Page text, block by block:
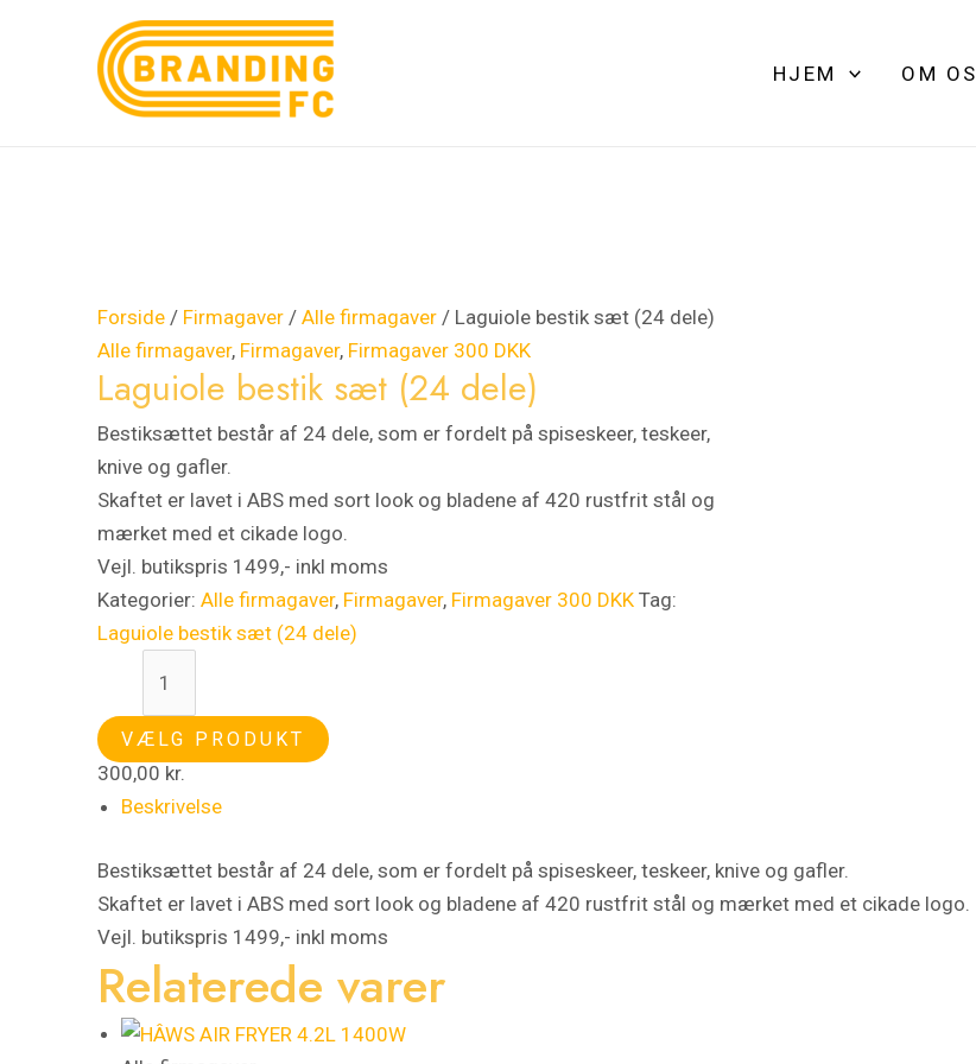
HJEM OM OS
Forside / Firmagaver / Alle firmagaver / Laguiole bestik sæt (24 dele)
Alle firmagaver, Firmagaver, Firmagaver 300 DKK
Laguiole bestik sæt (24 dele)
Bestiksættet består af 24 dele, som er fordelt på spiseskeer, teskeer,
knive og gafler.
Skaftet er lavet i ABS med sort look og bladene af 420 rustfrit stål og
mærket med et cikade logo.
Vejl. butikspris 1499,- inkl moms
Kategorier: Alle firmagaver, Firmagaver, Firmagaver 300 DKK Tag:
Laguiole bestik sæt (24 dele)
Laguiole
bestik
sæt
(24
VÆLG PRODUKT
300,00 kr.
Beskrivelse
Bestiksættet består af 24 dele, som er fordelt på spiseskeer, teskeer, knive og gafler.
Skaftet er lavet i ABS med sort look og bladene af 420 rustfrit stål og mærket med et cikade logo.
Vejl. butikspris 1499,- inkl moms
Relaterede varer